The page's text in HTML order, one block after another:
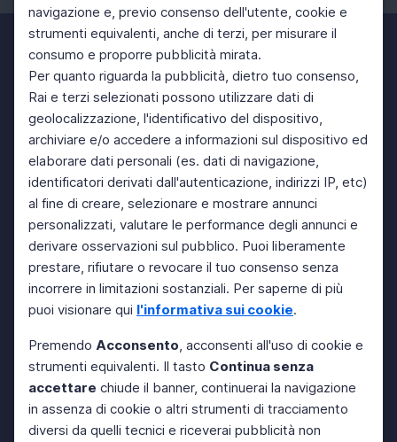
navigazione e, previo consenso dell'utente, cookie e
strumenti equivalenti, anche di terzi, per misurare il
consumo e proporre pubblicità mirata.
Per quanto riguarda la pubblicità, dietro tuo consenso,
Rai e terzi selezionati possono utilizzare dati di
geolocalizzazione, l'identificativo del dispositivo,
archiviare e/o accedere a informazioni sul dispositivo ed
elaborare dati personali (es. dati di navigazione,
identificatori derivati dall'autenticazione, indirizzi IP, etc)
al fine di creare, selezionare e mostrare annunci
personalizzati, valutare le performance degli annunci e
derivare osservazioni sul pubblico. Puoi liberamente
prestare, rifiutare o revocare il tuo consenso senza
incorrere in limitazioni sostanziali. Per saperne di più
puoi visionare qui l'informativa sui cookie.
Premendo Acconsento, acconsenti all'uso di cookie e
strumenti equivalenti. Il tasto Continua senza
accettare chiude il banner, continuerai la navigazione
in assenza di cookie o altri strumenti di tracciamento
diversi da quelli tecnici e riceverai pubblicità non